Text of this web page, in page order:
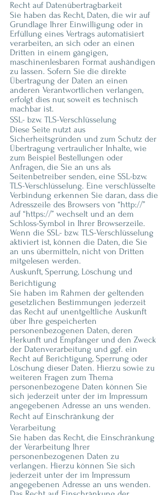
Recht auf Datenübertragbarkeit
Sie haben das Recht, Daten, die wir auf
Grundlage Ihrer Einwilligung oder in
Erfüllung eines Vertrags automatisiert
verarbeiten, an sich oder an einen
Dritten in einem gängigen,
maschinenlesbaren Format aushändigen
zu lassen. Sofern Sie die direkte
Übertragung der Daten an einen
anderen Verantwortlichen verlangen,
erfolgt dies nur, soweit es technisch
machbar ist.
SSL- bzw. TLS-Verschlüsselung
Diese Seite nutzt aus
Sicherheitsgründen und zum Schutz der
Übertragung vertraulicher Inhalte, wie
zum Beispiel Bestellungen oder
Anfragen, die Sie an uns als
Seitenbetreiber senden, eine SSL-bzw.
TLS-Verschlüsselung. Eine verschlüsselte
Verbindung erkennen Sie daran, dass die
Adresszeile des Browsers von “http://”
auf “https://” wechselt und an dem
Schloss-Symbol in Ihrer Browserzeile.
Wenn die SSL- bzw. TLS-Verschlüsselung
aktiviert ist, können die Daten, die Sie
an uns übermitteln, nicht von Dritten
mitgelesen werden.
Auskunft, Sperrung, Löschung und
Berichtigung
Sie haben im Rahmen der geltenden
gesetzlichen Bestimmungen jederzeit
das Recht auf unentgeltliche Auskunft
über Ihre gespeicherten
personenbezogenen Daten, deren
Herkunft und Empfänger und den Zweck
der Datenverarbeitung und ggf. ein
Recht auf Berichtigung, Sperrung oder
Löschung dieser Daten. Hierzu sowie zu
weiteren Fragen zum Thema
personenbezogene Daten können Sie
sich jederzeit unter der im Impressum
angegebenen Adresse an uns wenden.
Recht auf Einschränkung der
Verarbeitung
Sie haben das Recht, die Einschränkung
der Verarbeitung Ihrer
personenbezogenen Daten zu
verlangen. Hierzu können Sie sich
jederzeit unter der im Impressum
angegebenen Adresse an uns wenden.